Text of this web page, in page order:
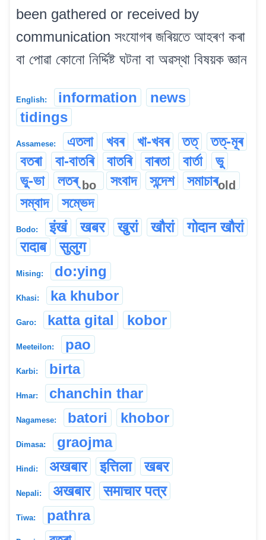
been gathered or received by
communication সংযোগৰ জৰিয়তে আহৰণ কৰা
বা পোৱা কোনো নিৰ্দ্দিষ্ট ঘটনা বা অৱস্থা বিষয়ক জ্ঞান
English: information
news
tidings
Assamese: এতলা খবৰ খা-খবৰ তত্
তত্-মূৰ
বতৰা
বা-বাতৰি বাতৰি বাৰতা বাৰ্তা
ভু
ভু-ভা
লতৰ্ bo সংবাদ সন্দেশ সমাচাৰold
সম্বাদ সম্ভেদ
Bodo: इंखं खबर खुरां खौरां
गोदान खौरां
रादाब
सुलुग
Mising: do:ying
Khasi: ka khubor
Garo: katta gital kobor
Meeteilon: pao
Karbi: birta
Hmar: chanchin thar
Nagamese: batori khobor
Dimasa: graojma
Hindi: अखबार इत्तिला खबर
Nepali: अखबार समाचार पत्र
Tiwa: pathra